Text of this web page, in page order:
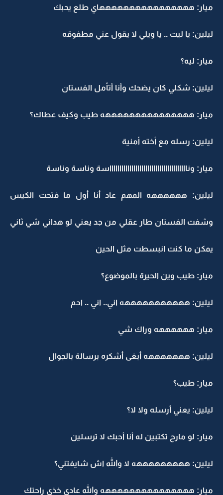
ميار: ههههههههههههههههاي طلع يحبك
ليلين: يا ليت .. يا ويلي لا يقول عني مطفوقه
ميار: ليه؟
ليلين: شكلي كان يضحك وأنا أتأمل الفستان
ميار: هههههههههههههههه طيب وكيف عطاك؟
ليلين: رسله مع أخته أمنية
ميار: وناااااااااااااااااااااااااااااااااااااااسة وناسة وناسة
ليلين: ههههههه المهم عاد أنا أول ما فتحت الكيس
وشفت الفستان طار عقلي من جد يعني لو هداني شي ثاني
يمكن ما كنت انبسطت مثل الحين
ميار: طيب وين الحيرة بالموضوع؟
ليلين: هههههههههههه اني.. اني .. احم
ميار: ههههههه وراك شي
ليلين: هههههههه أبغى أشكره برسالة بالجوال
ميار: طيب؟
ليلين: يعني أرسله ولا لا؟
ميار: لو مارح تكتبين له أنا أحبك لا ترسلين
ليلين: هههههههههه لا والله اش شايفتني؟
ميار: هههههههههههههههه والله عادي خذي راحتك